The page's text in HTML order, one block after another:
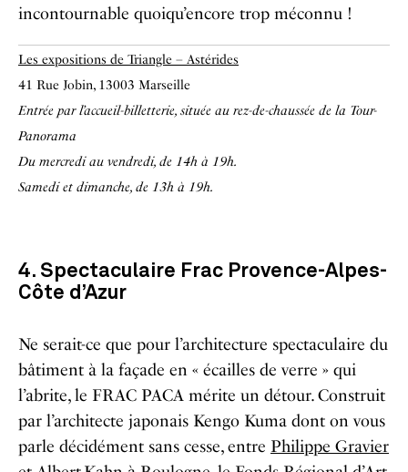
incontournable quoiqu’encore trop méconnu !
Les expositions de Triangle – Astérides
41 Rue Jobin, 13003 Marseille
Entrée par l’accueil-billetterie, située au rez-de-chaussée de la Tour-
Panorama
Du mercredi au vendredi, de 14h à 19h.
Samedi et dimanche, de 13h à 19h.
4. Spectaculaire Frac Provence-Alpes-
Côte d’Azur
Ne serait-ce que pour l’architecture spectaculaire du
bâtiment à la façade en « écailles de verre » qui
l’abrite, le FRAC PACA mérite un détour. Construit
par l’architecte japonais Kengo Kuma dont on vous
parle décidément sans cesse, entre Philippe Gravier